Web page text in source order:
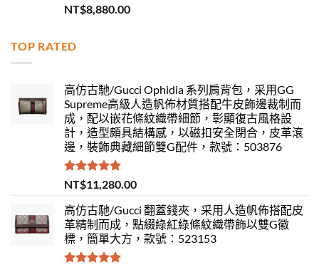
評分 5.00
滿分 5
NT$8,880.00
TOP RATED
高仿古馳/Gucci Ophidia 系列肩背包，采用GG
Supreme高級人造帆佈材質搭配牛皮飾邊裁制而
成，配以嵌花條紋織帶細節，彰顯復古風格設
計，造型頗具結構感，以磁扣安全閉合，皮革滾
邊，裝飾典藏細節雙G配件，款號：503876
評分5.00
滿分 5
NT$11,280.00
高仿古馳/Gucci 翻蓋錢夾，采用人造帆佈搭配皮
革精制而成，點綴綠紅綠條紋織帶飾以雙G徽
標，簡單大方，款號：523153